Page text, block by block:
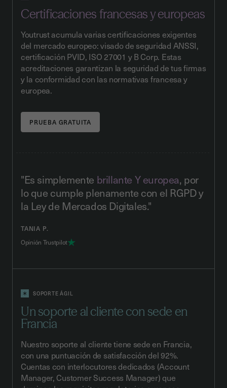
Certificaciones francesas y europeas
Youtrust acumula varias certificaciones exigentes
del mercado europeo: visado de seguridad ANSSI,
certificación PVID, ISO 27001 y B Corp. Estas
acreditaciones garantizan la seguridad de tus firmas
y la conformidad con las normativas francesa y
europea.
"Es simplemente brillante Y europea, por
lo que cumple plenamente con el RGPD y
la Ley de Mercados Digitales."
TANIA P.
Opinión Trustpilot
SOPORTE ÁGIL
Un soporte al cliente con sede en
Francia
Nuestro soporte al cliente tiene sede en Francia,
con una puntuación de satisfacción del 92%.
Cuentas con interlocutores dedicados (Account
Manager, Customer Success Manager) que